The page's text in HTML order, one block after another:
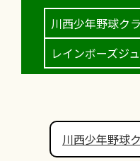
川西少年野球ク
レインボーズジ
川西少年野球